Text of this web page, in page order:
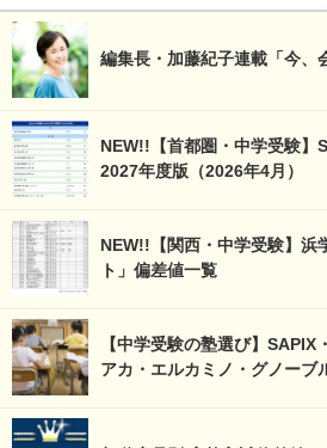
編集長・加藤紀子連載「今、
NEW!!【首都圏・中学受験】
2027年度版（2026年4月）
NEW!!【関西・中学受験】浜
ト」偏差値一覧
【中学受験の塾選び】
アカ・エルカミノ・グノーブ